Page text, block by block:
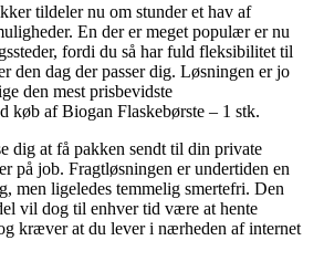
tildeler nu om stunder et hav af
En der er meget populær er nu
fordi du så har fuld fleksibilitet til
den dag der passer dig. Løsningen er jo
den mest prisbevidste
køb af Biogan Flaskebørste – 1 stk.
dig at få pakken sendt til din private
på job. Fragtløsningen er undertiden en
men ligeledes temmelig smertefri. Den
vil dog til enhver tid være at hente
kræver at du lever i nærheden af internet